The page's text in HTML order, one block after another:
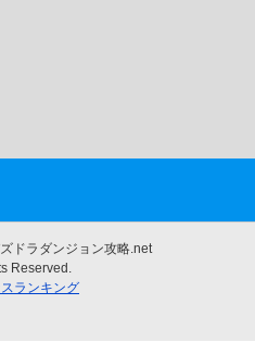
ドラダンジョン攻略.net
Reserved.